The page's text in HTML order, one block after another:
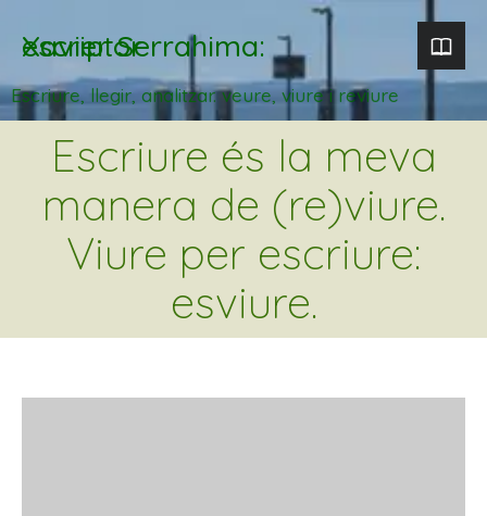
Xavier Serrahima: escriptor
Escriure, llegir, analitzar. veure, viure i reviure
Escriure és la meva
manera de (re)viure.
Viure per escriure:
esviure.